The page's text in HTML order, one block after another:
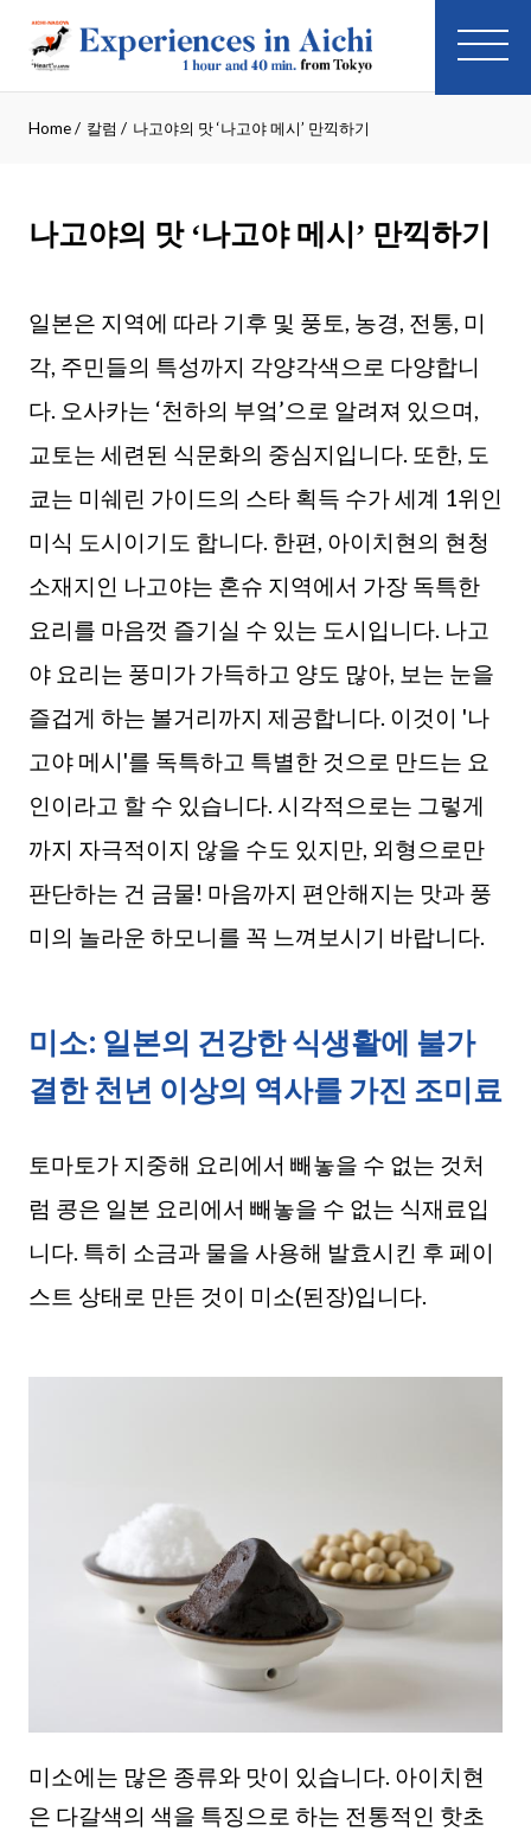
Home/ 칼럼 / 나고야의 맛 ‘나고야 메시’ 만끽하기
나고야의 맛 ‘나고야 메시’ 만끽하기
일본은 지역에 따라 기후 및 풍토, 농경, 전통, 미
각, 주민들의 특성까지 각양각색으로 다양합니
다. 오사카는 ‘천하의 부엌’으로 알려져 있으며,
교토는 세련된 식문화의 중심지입니다. 또한, 도
쿄는 미쉐린 가이드의 스타 획득 수가 세계 1위인
미식 도시이기도 합니다. 한편, 아이치현의 현청
소재지인 나고야는 혼슈 지역에서 가장 독특한
요리를 마음껏 즐기실 수 있는 도시입니다. 나고
야 요리는 풍미가 가득하고 양도 많아, 보는 눈을
즐겁게 하는 볼거리까지 제공합니다. 이것이 '나
고야 메시'를 독특하고 특별한 것으로 만드는 요
인이라고 할 수 있습니다. 시각적으로는 그렇게
까지 자극적이지 않을 수도 있지만, 외형으로만
판단하는 건 금물! 마음까지 편안해지는 맛과 풍
미의 놀라운 하모니를 꼭 느껴보시기 바랍니다.
미소: 일본의 건강한 식생활에 불가
결한 천년 이상의 역사를 가진 조미료
토마토가 지중해 요리에서 빼놓을 수 없는 것처
럼 콩은 일본 요리에서 빼놓을 수 없는 식재료입
니다. 특히 소금과 물을 사용해 발효시킨 후 페이
스트 상태로 만든 것이 미소(된장)입니다.
미소에는 많은 종류와 맛이 있습니다. 아이치현
은 다갈색의 색을 특징으로 하는 전통적인 핫초